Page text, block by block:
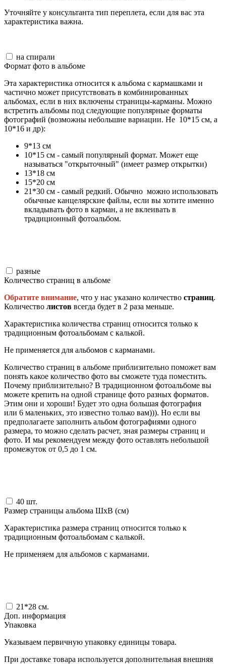
Уточняйте у консультанта тип переплета, если для вас эта
характеристика важна.
на спирали
Формат фото в альбоме
Эта характеристика относится к альбома с кармашками и
частично может присутствовать в комбинированных
альбомах, если в них включены страницы-карманы. Можно
встретить альбомы под следующие популярные форматы
фотографий (возможны небольшие вариации. Не 10*15 см, а
10*16 и др):
9*13 см
10*15 см - самый популярный формат. Может еще
называться "открыточный" (имеет размер открытки)
13*18 см
15*20 см
21*30 см - самый редкий. Обычно можно использовать
обычные канцелярские файлы, если вы хотите именно
вкладывать фото в карман, а не вклеивать в
традиционный фотоальбом.
разные
Количество страниц в альбоме
Обратите внимание, что у нас указано количество страниц.
Количество листов всегда будет в 2 раза меньше.
Характеристика количества страниц относится только к
традиционным фотоальбомам с калькой.
Не применяется для альбомов с карманами.
Количество страниц в альбоме приблизительно поможет вам
понять какое количество фото вы сможете туда поместить.
Почему приблизительно? В традиционном фотоальбоме вы
можете крепить на одной странице фото разных форматов.
Этим они и хороши! Будет это одна большая фотография
или 6 маленьких, это известно только вам))). Но если вы
предполагаете заполнить альбом фотографиями одного
размера, то можно сделать расчет, зная размеры страниц и
фото. И мы рекомендуем между фото оставлять небольшой
промежуток от 0,5 до 1 см.
40 шт.
Размер страницы альбома ШxВ (см)
Характеристика размера страниц относится только к
традиционным фотоальбомам с калькой.
Не применяем для альбомов с карманами.
21*28 см.
Доп. информация
Упаковка
Указываем первичную упаковку единицы товара.
При доставке товара используется дополнительная внешняя